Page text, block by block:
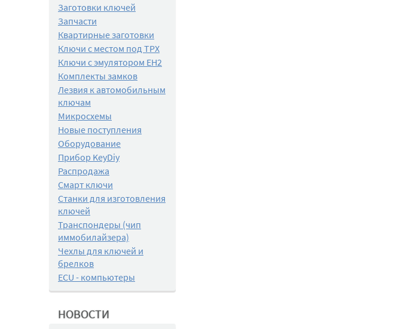
Заготовки ключей
Запчасти
Квартирные заготовки
Ключи с местом под TPX
Ключи с эмулятором EH2
Комплекты замков
Лезвия к автомобильным
ключам
Микросхемы
Новые поступления
Оборудование
Прибор KeyDiy
Распродажа
Смарт ключи
Станки для изготовления
ключей
Транспондеры (чип
иммобилайзера)
Чехлы для ключей и
брелков
ECU - компьютеры
НОВОСТИ